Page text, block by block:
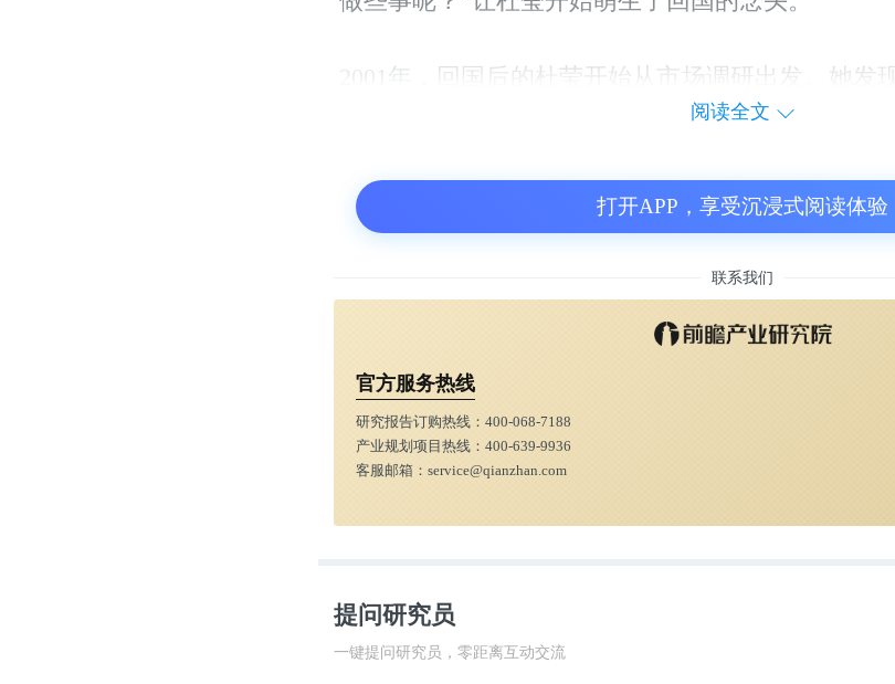
2001年，回国后的杜莹开始从市场调研出发。她发
药的热情更多，也因巨大的利润空间驱使。当时的
在杜莹的领导下，和记黄埔医药开始与礼来、阿斯
渐形成自己的研发能力，并成为中国新药研发的领
与包括阿斯利康、强生、礼来等制药巨头建立了独
谁也没想到，10年后，这位制药研发的精英，会
线。“我当时30多岁，我喜欢挑战。”
在做投资人的两年期间，杜莹领导了多项对中国最
阅读全文
打开APP，享受沉浸式阅读体验
联系我们
官方服务热线
研究报告订购热线：400-068-7188
产业规划项目热线：400-639-9936
客服邮箱：service@qianzhan.com
提问研究员
一键提问研究员，零距离互动交流